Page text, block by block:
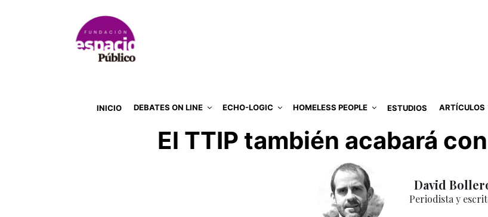
INICIO DEBATES ON LINE ECHO-LOGIC HOMELESS PEOPLE ESTUDIOS ARTÍCULOS
El TTIP también acabará
David
Periodista y